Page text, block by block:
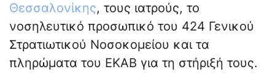
Θεσσαλονίκης, τους ιατρούς, το
νοσηλευτικό προσωπικό του 424 Γενικού
Στρατιωτικού Νοσοκομείου και τα
πληρώματα του ΕΚΑΒ για τη στήριξή τους.